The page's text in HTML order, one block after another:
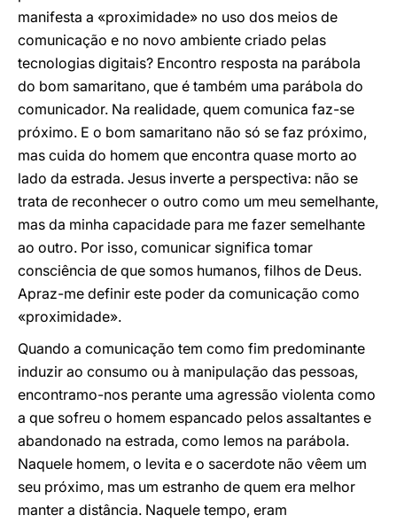
manifesta a «proximidade» no uso dos meios de
comunicação e no novo ambiente criado pelas
tecnologias digitais? Encontro resposta na parábola
do bom samaritano, que é também uma parábola do
comunicador. Na realidade, quem comunica faz-se
próximo. E o bom samaritano não só se faz próximo,
mas cuida do homem que encontra quase morto ao
lado da estrada. Jesus inverte a perspectiva: não se
trata de reconhecer o outro como um meu semelhante,
mas da minha capacidade para me fazer semelhante
ao outro. Por isso, comunicar significa tomar
consciência de que somos humanos, filhos de Deus.
Apraz-me definir este poder da comunicação como
«proximidade».
Quando a comunicação tem como fim predominante
induzir ao consumo ou à manipulação das pessoas,
encontramo-nos perante uma agressão violenta como
a que sofreu o homem espancado pelos assaltantes e
abandonado na estrada, como lemos na parábola.
Naquele homem, o levita e o sacerdote não vêem um
seu próximo, mas um estranho de quem era melhor
manter a distância. Naquele tempo, eram